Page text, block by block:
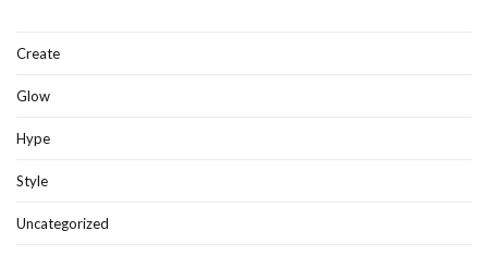
Create
Glow
Hype
Style
Uncategorized